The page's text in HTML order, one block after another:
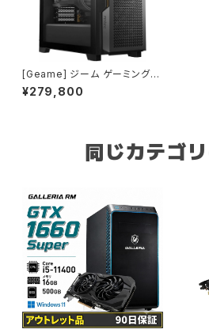
[Geame] ジーム ゲーミングP
C デスクトップ タワー型 ゲーム
ピーシー Geforce RTX5060
gaming G-StormXi (ブラッ
ク・1) B0FBM43NNG
¥279,800
同じカテゴ